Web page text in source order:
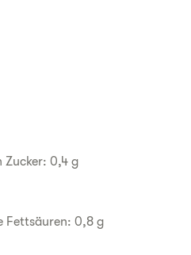
Zucker: 0,4 g
Fettsäuren: 0,8 g